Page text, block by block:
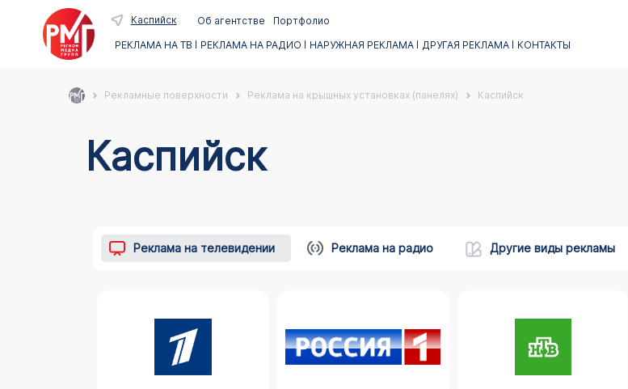
Каспийск Об агентстве
Портфолио
РЕКЛАМА НА ТВ
РЕКЛАМА НА РАДИО НАРУЖНАЯ РЕКЛАМА ДРУГАЯ РЕКЛАМА КОНТАКТЫ
Рекламные поверхности Реклама на крышных установках (панелях) Каспийск
Каспийск
Реклама на телевидении Реклама на радио Другие виды рекламы